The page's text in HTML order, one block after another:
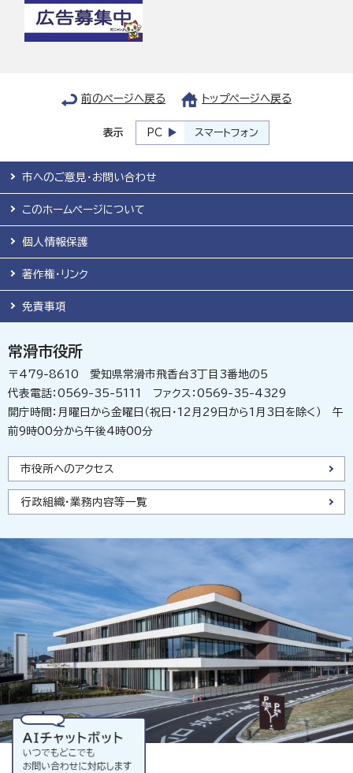
前のページへ戻る トップページへ戻る
表示 PC スマートフォン
市へのご意見・お問い合わせ
このホームページについて
個人情報保護
著作権・リンク
免責事項
常滑市役所
〒479-8610 愛知県常滑市飛香台3丁目3番地の5
代表電話：0569-35-5111 ファクス：0569-35-4329
開庁時間：月曜日から金曜日（祝日・12月29日から1月3日を除く） 午
前9時00分から午後4時00分
市役所へのアクセス
行政組織・業務内容等一覧